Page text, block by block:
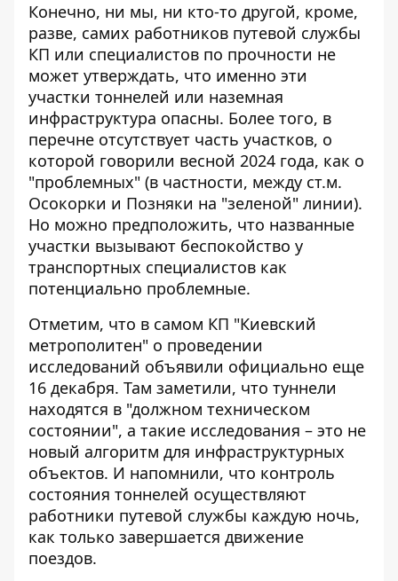
Конечно, ни мы, ни кто-то другой, кроме,
разве, самих работников путевой службы
КП или специалистов по прочности не
может утверждать, что именно эти
участки тоннелей или наземная
инфраструктура опасны. Более того, в
перечне отсутствует часть участков, о
которой говорили весной 2024 года, как о
"проблемных" (в частности, между ст.м.
Осокорки и Позняки на "зеленой" линии).
Но можно предположить, что названные
участки вызывают беспокойство у
транспортных специалистов как
потенциально проблемные.
Отметим, что в самом КП "Киевский
метрополитен" о проведении
исследований объявили официально еще
16 декабря. Там заметили, что туннели
находятся в "должном техническом
состоянии", а такие исследования – это не
новый алгоритм для инфраструктурных
объектов. И напомнили, что контроль
состояния тоннелей осуществляют
работники путевой службы каждую ночь,
как только завершается движение
поездов.